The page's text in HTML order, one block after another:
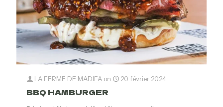
LA FERME DE MADIFA on 20 février 2024
BBQ HAMBURGER